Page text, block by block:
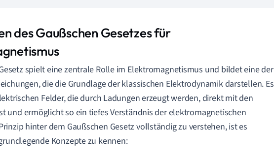
des Gaußschen Gesetzes für
spielt eine zentrale Rolle im Elektromagnetismus und bildet eine der
die die Grundlage der klassischen Elektrodynamik darstellen. Es
Felder, die durch Ladungen erzeugt werden, direkt mit den
und ermöglicht so ein tiefes Verständnis der elektromagnetischen
hinter dem Gaußschen Gesetz vollständig zu verstehen, ist es
Konzepte zu kennen: